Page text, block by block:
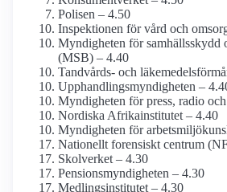
Polisen – 4.50
Inspektionen för vård och
Myndigheten för samhälls­skydd
(MSB) – 4.40
Tandvårds- och
Upphandlings­myndigheten –
Myndigheten för press, radio
Nordiska Afrika­institutet – 4.40
Myndigheten för
Nationellt forensiskt centrum
Skolverket – 4.30
Pensions­myndigheten – 4.30
Medlings­institutet – 4.30